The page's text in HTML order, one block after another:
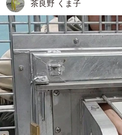
茶良野 くま子